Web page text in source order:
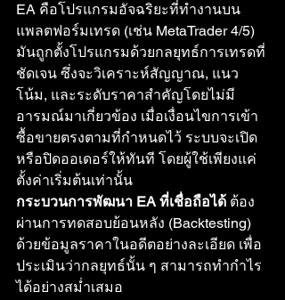
EA คือโปรแกรมอัจฉริยะที่ทำงานบน
แพลตฟอร์มเทรด (เช่น MetaTrader 4/5)
มันถูกตั้งโปรแกรมด้วยกลยุทธ์การเทรดที่
ชัดเจน ซึ่งจะวิเคราะห์สัญญาณ, แนว
โน้ม, และระดับราคาสำคัญโดยไม่มี
อารมณ์มาเกี่ยวข้อง เมื่อเงื่อนไขการเข้า
ซื้อขายตรงตามที่กำหนดไว้ ระบบจะเปิด
หรือปิดออเดอร์ให้ทันที โดยผู้ใช้เพียงแค่
ตั้งค่าเริ่มต้นเท่านั้น
กระบวนการพัฒนา EA ที่เชื่อถือได้ ต้อง
ผ่านการทดสอบย้อนหลัง (Backtesting)
ด้วยข้อมูลราคาในอดีตอย่างละเอียด เพื่อ
ประเมินว่ากลยุทธ์นั้น ๆ สามารถทำกำไร
ได้อย่างสม่ำเสมอ